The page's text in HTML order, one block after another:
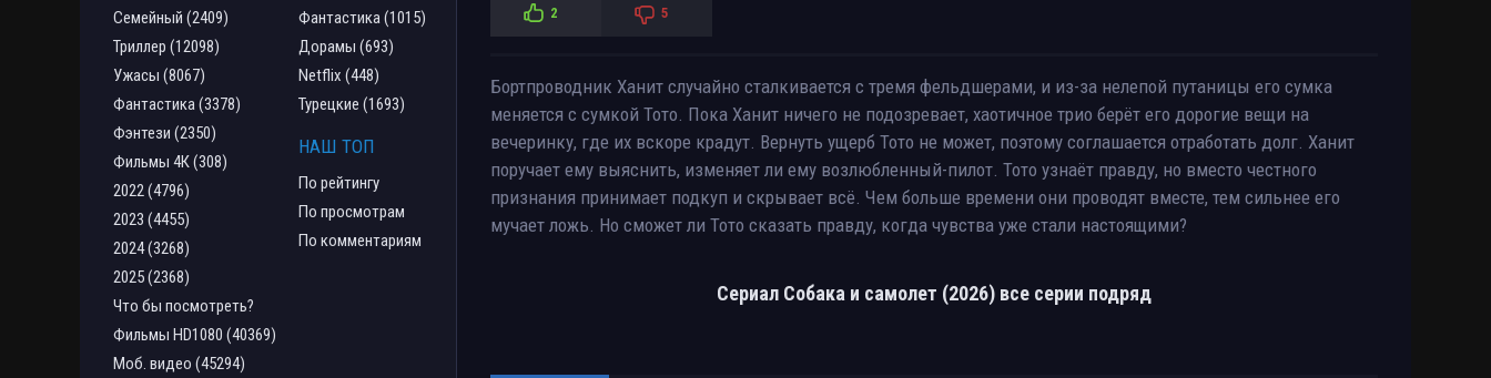
2 5
Бортпроводник Ханит случайно сталкивается с тремя фельдшерами, и из-за нелепой путаницы его сумка
меняется с сумкой Тото. Пока Ханит ничего не подозревает, хаотичное трио берёт его дорогие вещи на
вечеринку, где их вскоре крадут. Вернуть ущерб Тото не может, поэтому соглашается отработать долг. Ханит
поручает ему выяснить, изменяет ли ему возлюбленный-пилот. Тото узнаёт правду, но вместо честного
признания принимает подкуп и скрывает всё. Чем больше времени они проводят вместе, тем сильнее его
мучает ложь. Но сможет ли Тото сказать правду, когда чувства уже стали настоящими?
Сериал Собака и самолет (2026) все серии подряд
Семейный (2409)
Триллер (12098)
Ужасы (8067)
Фантастика (3378)
Фэнтези (2350)
Фильмы 4К (308)
2022 (4796)
2023 (4455)
2024 (3268)
2025 (2368)
Что бы посмотреть?
Фильмы HD1080 (40369)
Моб. видео (45294)
Фантастика (1015)
Дорамы (693)
Netflix (448)
Турецкие (1693)
НАШ ТОП
По рейтингу
По просмотрам
По комментариям